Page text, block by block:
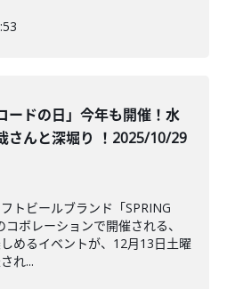
ードの日」今年も開催！水
さんと深堀り ！2025/10/29
トビールブランド「SPRING
コボレーションで開催される、
めるイベントが、12月13日土曜
れ...